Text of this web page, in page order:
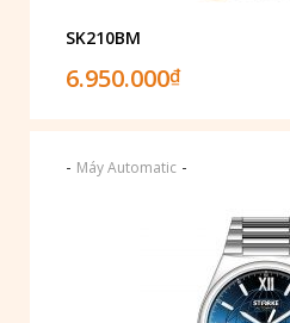
SK210BM
6.950.000₫
- Máy Automatic -